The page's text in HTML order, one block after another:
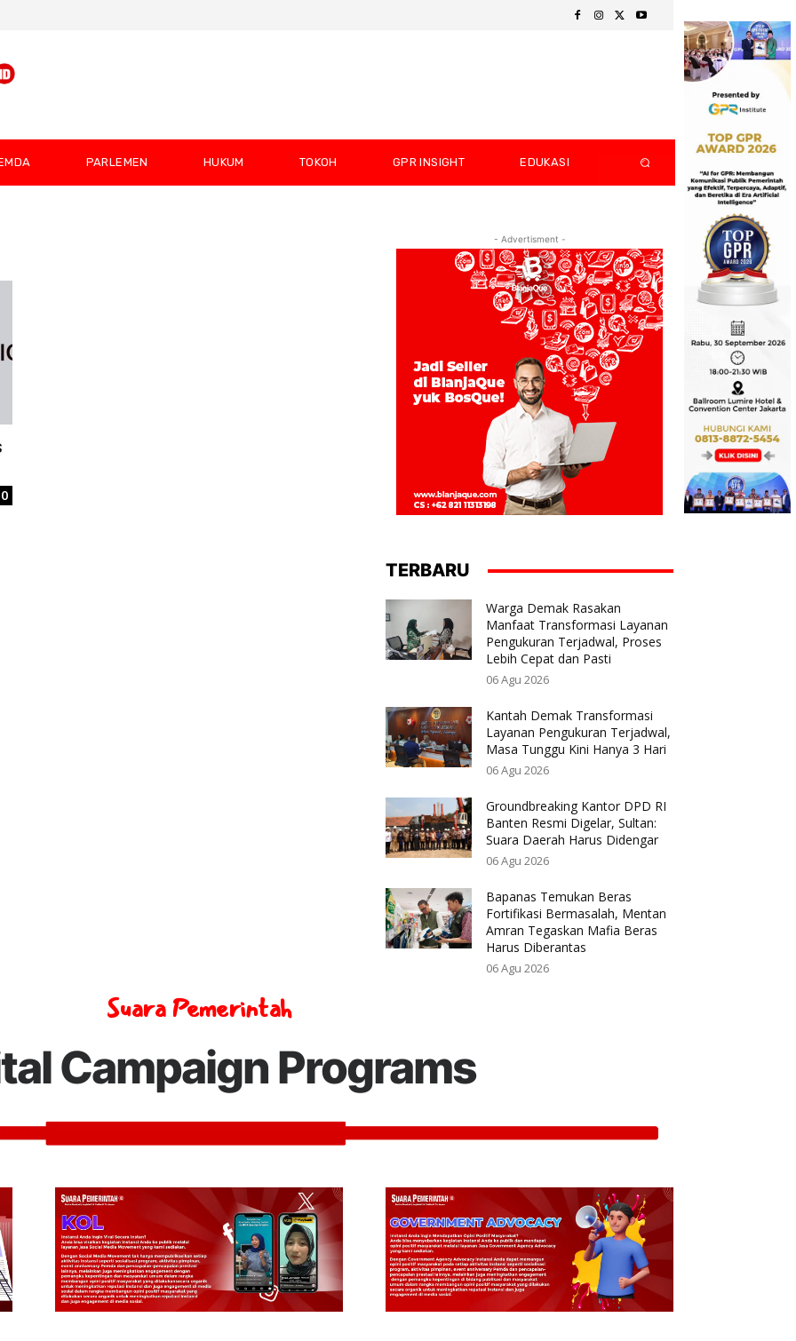
PARLEMEN HUKUM TOKOH GPR INSIGHT EDUKASI
0
- Advertisment -
TERBARU
Warga Demak Rasakan
Manfaat Transformasi Layanan
Pengukuran Terjadwal, Proses
Lebih Cepat dan Pasti
06 Agu 2026
Kantah Demak Transformasi
Layanan Pengukuran Terjadwal,
Masa Tunggu Kini Hanya 3 Hari
06 Agu 2026
Groundbreaking Kantor DPD RI
Banten Resmi Digelar, Sultan:
Suara Daerah Harus Didengar
06 Agu 2026
Bapanas Temukan Beras
Fortifikasi Bermasalah, Mentan
Amran Tegaskan Mafia Beras
Harus Diberantas
06 Agu 2026
Suara Pemerintah
Campaign Programs